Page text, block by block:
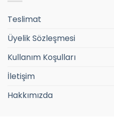
Teslimat
Üyelik Sözleşmesi
Kullanım Koşulları
İletişim
Hakkımızda